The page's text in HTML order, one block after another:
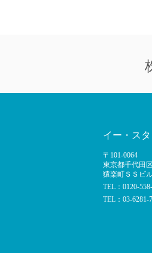
イー・ス
〒101-0064
東京都千代田
猿楽町ＳＳビ
TEL：0120-
TEL：03-6281-